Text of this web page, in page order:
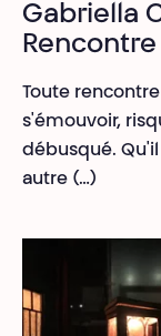
Gabriella
Toute
s'émouvoir,
débusqué.
autre (…)